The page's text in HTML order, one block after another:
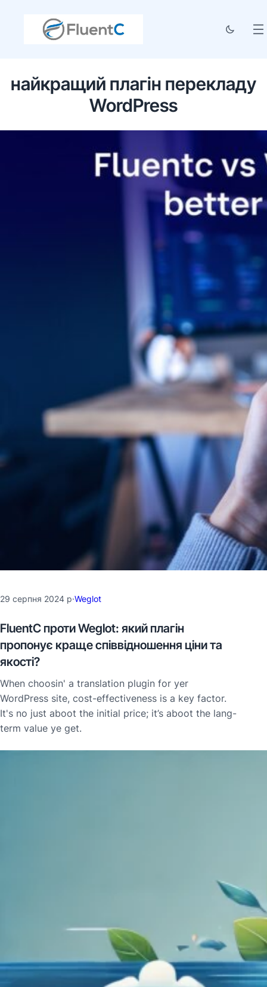
найкращий плагін перекладу
WordPress
29 серпня 2024 р·Weglot
FluentC проти Weglot: який плагін
пропонує краще співвідношення ціни та
якості?
When choosin' a translation plugin for yer
WordPress site, cost-effectiveness is a key factor.
It's no just aboot the initial price; it’s aboot the lang-
term value ye get.